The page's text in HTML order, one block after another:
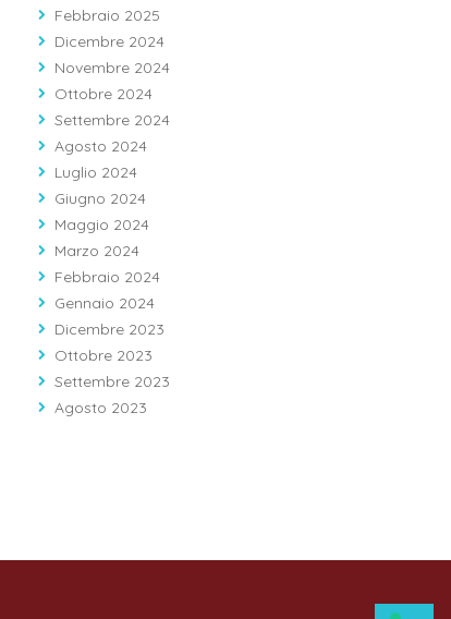
Febbraio 2025
Dicembre 2024
Novembre 2024
Ottobre 2024
Settembre 2024
Agosto 2024
Luglio 2024
Giugno 2024
Maggio 2024
Marzo 2024
Febbraio 2024
Gennaio 2024
Dicembre 2023
Ottobre 2023
Settembre 2023
Agosto 2023